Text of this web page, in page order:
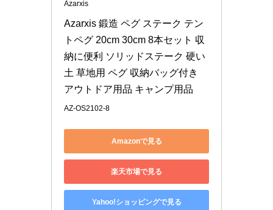
Azarxis
Azarxis 鍛造 ペグ ステーク テン
トペグ 20cm 30cm 8本セット 収
納に便利 ソリッドステーク 硬い
土 草地用 ペグ 収納バッグ付き
アウトドア用品 キャンプ用品
AZ-OS2102-8
Amazonで見る
楽天市場で見る
Yahoo!ショッピングで見る